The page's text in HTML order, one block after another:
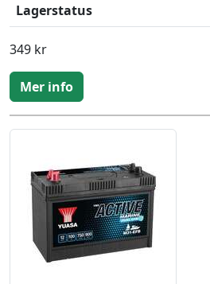
Lagerstatus
349 kr
Mer info